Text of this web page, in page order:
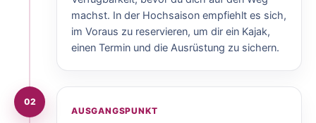
machst. In der Hochsaison empfiehlt es sich,
im Voraus zu reservieren, um dir ein Kajak,
einen Termin und die Ausrüstung zu sichern.
02
AUSGANGSPUNKT